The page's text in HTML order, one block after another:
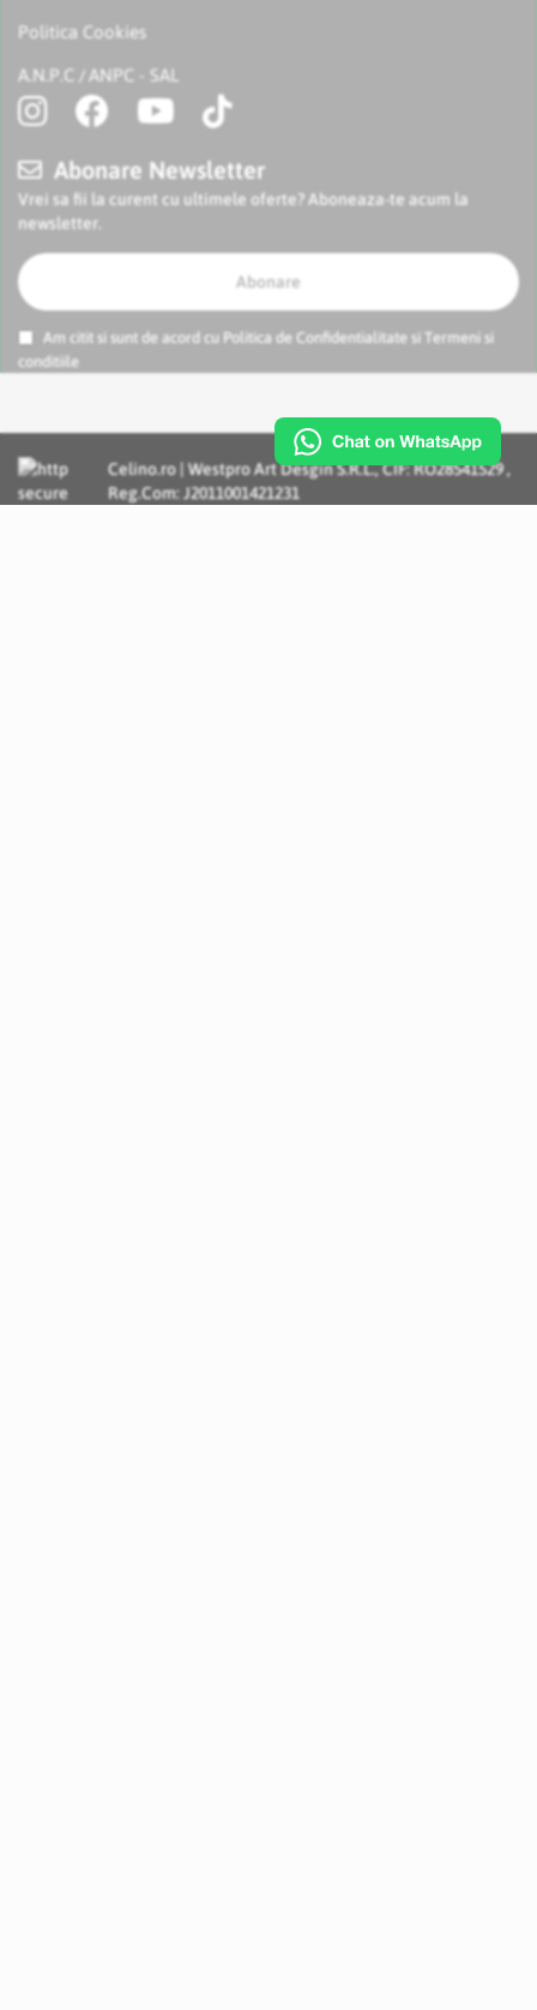
Politica Cookies
A.N.P.C / ANPC - SAL
Abonare Newsletter
Vrei sa fii la curent cu ultimele oferte? Aboneaza-te acum la
newsletter.
Abonare
Am citit si sunt de acord cu Politica de Confidentialitate si
Termeni si
conditiile
Celino.ro | Westpro Art Desgin S.R.L., CIF: RO28541529 ,
Reg.Com: J2011001421231